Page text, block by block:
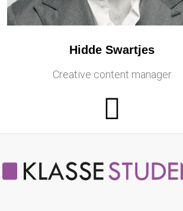
Hidde Swartjes
Creative content manager